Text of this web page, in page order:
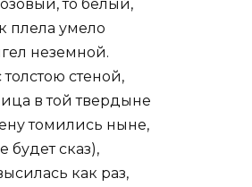
то белый,
плела умело
неземной.
стеной,
в той твердыне
томились ныне,
будет сказ),
как раз,